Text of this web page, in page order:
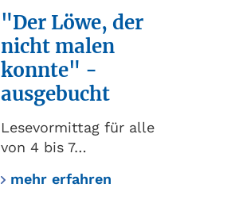
"Der Löwe, der
nicht malen
konnte" -
ausgebucht
Lesevormittag für alle
von 4 bis 7…
mehr erfahren